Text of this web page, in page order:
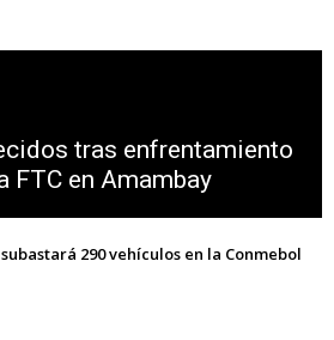
tras enfrentamiento
FTC en Amambay
subastará 290 vehículos en la Conmebol